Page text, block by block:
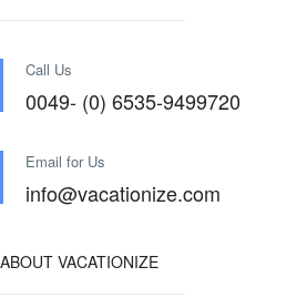
Call Us
0049- (0) 6535-9499720
Email for Us
info@vacationize.com
ABOUT VACATIONIZE